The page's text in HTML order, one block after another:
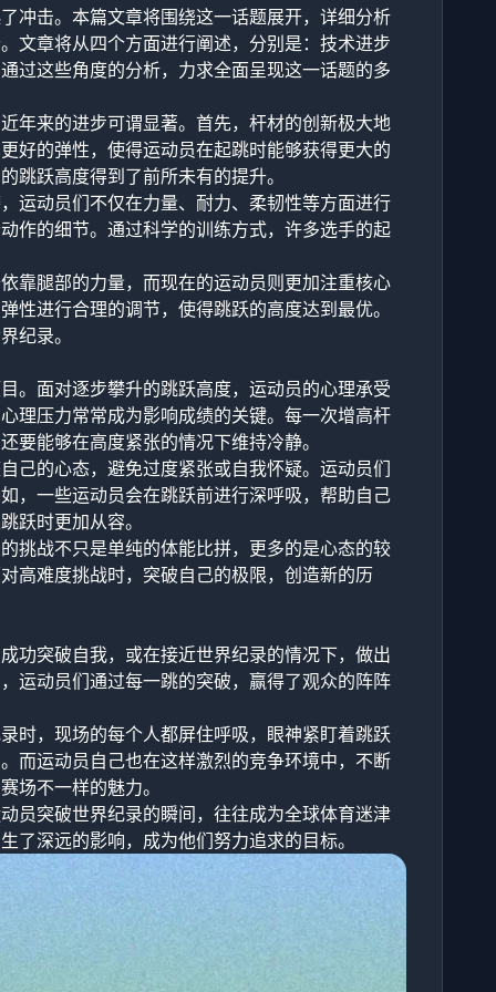
冲击。本篇文章将围绕这一话题展开，详细分析
文章将从四个方面进行阐述，分别是：技术进步
过这些角度的分析，力求全面呈现这一话题的多
年来的进步可谓显著。首先，杆材的创新极大地
好的弹性，使得运动员在起跳时能够获得更大的
跳跃高度得到了前所未有的提升。
运动员们不仅在力量、耐力、柔韧性等方面进行
作的细节。通过科学的训练方式，许多选手的起
靠腿部的力量，而现在的运动员则更加注重核心
进行合理的调节，使得跳跃的高度达到最优。
纪录。
。面对逐步攀升的跳跃高度，运动员的心理承受
理压力常常成为影响成绩的关键。每一次增高杆
要能够在高度紧张的情况下维持冷静。
己的心态，避免过度紧张或自我怀疑。运动员们
，一些运动员会在跳跃前进行深呼吸，帮助自己
跃时更加从容。
挑战不只是单纯的体能比拼，更多的是心态的较
高难度挑战时，突破自己的极限，创造新的历
功突破自我，或在接近世界纪录的情况下，做出
运动员们通过每一跳的突破，赢得了观众的阵阵
时，现场的每个人都屏住呼吸，眼神紧盯着跳跃
而运动员自己也在这样激烈的竞争环境中，不断
场不一样的魅力。
员突破世界纪录的瞬间，往往成为全球体育迷津
了深远的影响，成为他们努力追求的目标。